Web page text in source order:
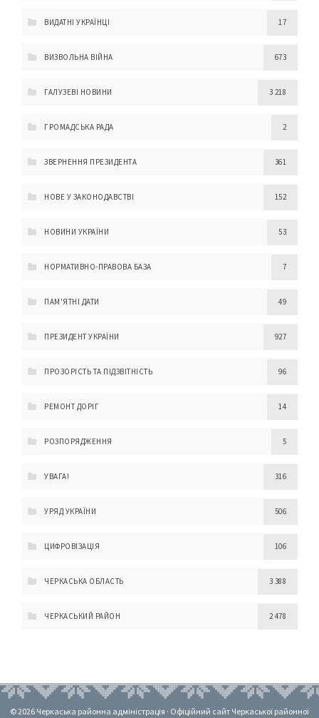
ВИДАТНІ УКРАЇНЦІ 17
ВИЗВОЛЬНА ВІЙНА 673
ГАЛУЗЕВІ НОВИНИ 3 218
ГРОМАДСЬКА РАДА 2
ЗВЕРНЕННЯ ПРЕЗИДЕНТА 361
НОВЕ У ЗАКОНОДАВСТВІ 152
НОВИНИ УКРАЇНИ 53
НОРМАТИВНО-ПРАВОВА БАЗА 7
ПАМ'ЯТНІ ДАТИ 49
ПРЕЗИДЕНТ УКРАЇНИ 927
ПРОЗОРІСТЬ ТА ПІДЗВІТНІСТЬ 96
РЕМОНТ ДОРІГ 14
РОЗПОРЯДЖЕННЯ 5
УВАГА! 316
УРЯД УКРАЇНИ 506
ЦИФРОВІЗАЦІЯ 106
ЧЕРКАСЬКА ОБЛАСТЬ 3 388
ЧЕРКАСЬКИЙ РАЙОН 2 478
© 2026 Черкаська районна адміністрація · Офіційний сайт Черкаської районної